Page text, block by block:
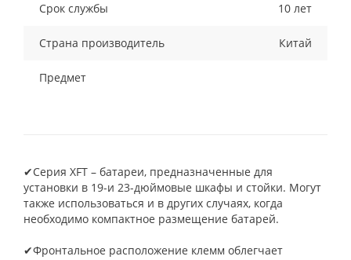
Срок службы 10 лет
Страна производитель Китай
Предмет
✔Серия XFT – батареи, предназначенные для
установки в 19-и 23-дюймовые шкафы и стойки. Могут
также использоваться и в других случаях, когда
необходимо компактное размещение батарей.
✔Фронтальное расположение клемм облегчает